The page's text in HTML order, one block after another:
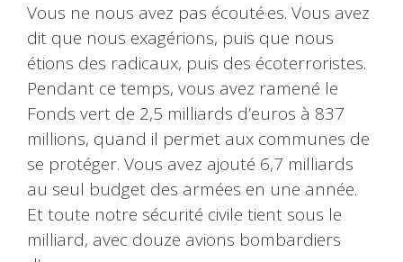
Vous ne nous avez pas écouté·es. Vous avez
dit que nous exagérions, puis que nous
étions des radicaux, puis des écoterroristes.
Pendant ce temps, vous avez ramené le
Fonds vert de 2,5 milliards d’euros à 837
millions, quand il permet aux communes de
se protéger. Vous avez ajouté 6,7 milliards
au seul budget des armées en une année.
Et toute notre sécurité civile tient sous le
milliard, avec douze avions bombardiers